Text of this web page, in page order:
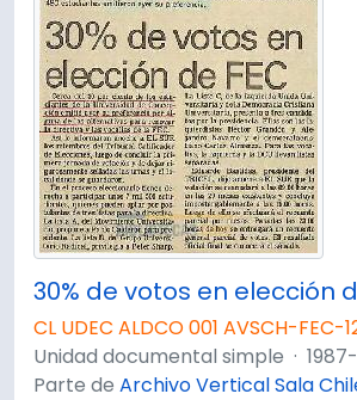
30% de votos en elección
CL UDEC ALDCO 001 AVSCH-FEC-
Unidad documental simple ·
Parte de Archivo Vertical Sala